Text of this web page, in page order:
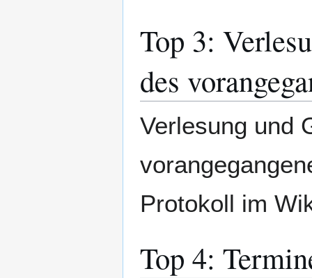
Top 3:
des
Verlesung und
Protokoll im
Top 4: